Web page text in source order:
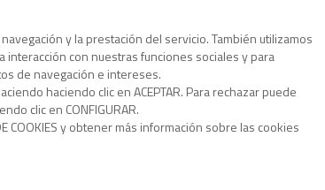
y la prestación del servicio. También utilizamos
con nuestras funciones sociales y para
de navegación e intereses.
haciendo clic en ACEPTAR. Para rechazar puede
clic en CONFIGURAR.
y obtener más información sobre las cookies